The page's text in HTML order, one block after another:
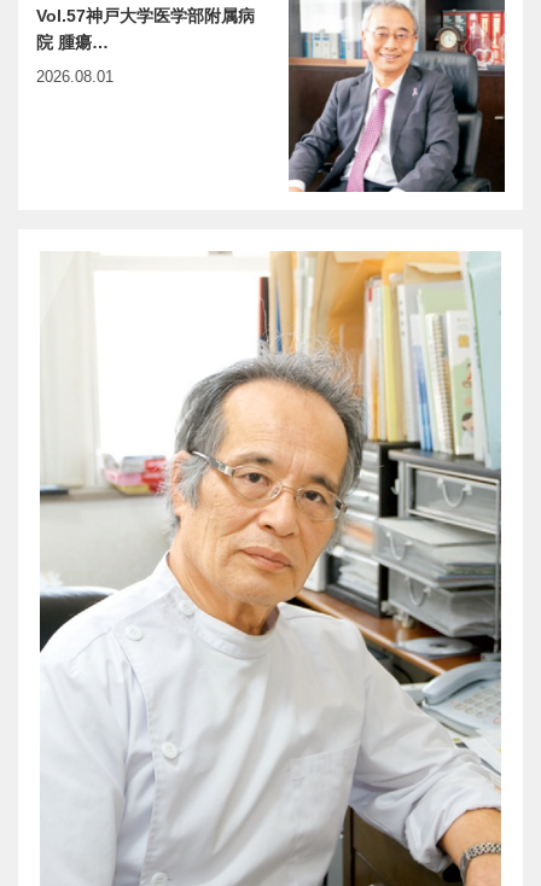
Vol.57神戸大学医学部附属病
院 腫瘍…
2026.08.01